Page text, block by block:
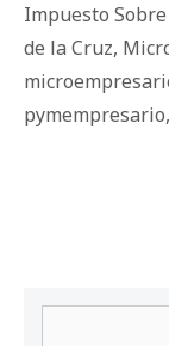
Impuesto
de la Cruz,
pymempresario,